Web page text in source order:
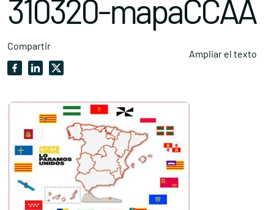
310320-mapaCCAA
Compartir
Ampliar el texto